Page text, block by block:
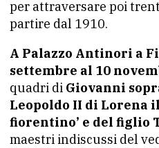
per attraversare poi
partire dal 1910.
A Palazzo Antinori a
settembre al 10
quadri di Giovanni
Leopoldo II di Lorena
fiorentino’ e del figlio
maestri indiscussi del